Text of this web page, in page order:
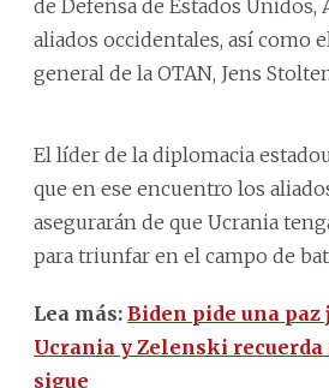
de Defensa de Estados Unidos,
aliados occidentales, así como
general de la OTAN, Jens
El líder de la diplomacia
que en ese encuentro los
asegurarán de que Ucrania
para triunfar en el campo de
Lea más: Biden pide una paz
Ucrania y Zelenski recuerda
sigue